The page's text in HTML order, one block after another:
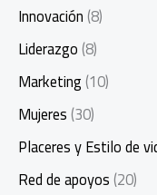
Innovación(8)
Liderazgo(8)
Marketing(10)
Mujeres(30)
Placeres y Estilo de
Red de apoyos(20)